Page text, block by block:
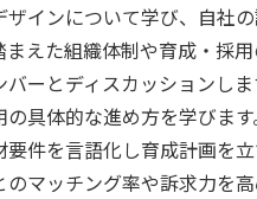
ザインについて学び、自社
まえた組織体制や育成・採
バーとディスカッションしま
の具体的な進め方を学びま
件を言語化し育成計画を
のマッチング率や訴求力を